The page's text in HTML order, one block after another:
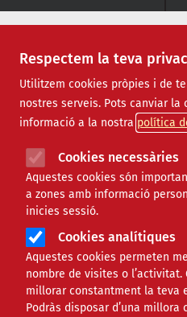
Respectem la teva
Utilitzem cookies pròpies i de
nostres serveis. Pots canviar la
informació a la nostra política
Cookies necessàries
Aquestes cookies són
a zones amb informació
inicies sessió.
Cookies analítiques
Aquestes cookies permeten
nombre de visites o l’activitat.
millorar constantment la teva
Podràs disposar d’una millora
consum de
Núria Simon:
explicar perquè
importància de la
NOTÍCIES AMBIENTAL